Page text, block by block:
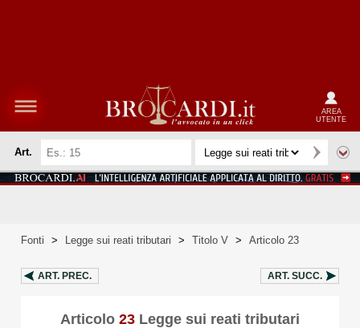
AREA
UTENTE
Art.
Fonti > Legge sui reati tributari > Titolo V > Articolo 23
ART. PREC. ART. SUCC.
Articolo 23 Legge sui reati tributari